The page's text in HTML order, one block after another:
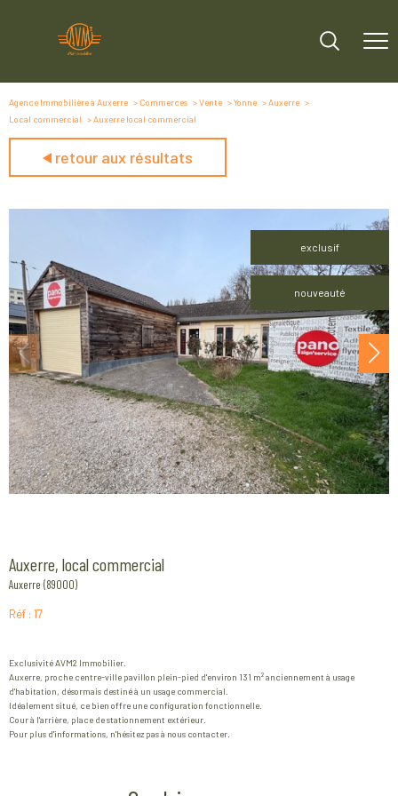
Agence Immobilière à Auxerre Commerces Vente Yonne
Auxerre
Local commercial
Auxerre local commercial
retour aux résultats
exclusif
nouveauté
Auxerre, local commercial
Auxerre (89000)
Réf : 17
Exclusivité AVM2 Immobilier.
Auxerre, proche centre-ville pavillon plein-pied d'environ 131 m² anciennement à usage
d'habitation, désormais destiné à un usage commercial.
Idéalement situé, ce bien offre une configuration fonctionnelle.
Cour à l'arrière, place de stationnement extérieur.
Pour plus d'informations, n'hésitez pas à nous contacter.